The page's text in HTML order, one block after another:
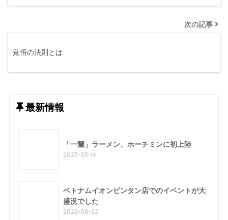
次の記事
覚悟の法則とは
最新情報
「一蘭」ラーメン、ホーチミンに初上陸
2023-03-14
ベトナムイオンビンタン店でのイベントが大
盛況でした
2022-08-22